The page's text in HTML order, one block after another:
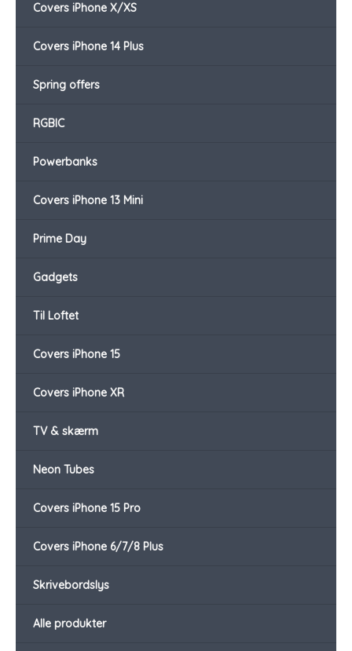
Covers iPhone X/XS
Covers iPhone 14 Plus
Spring offers
RGBIC
Powerbanks
Covers iPhone 13 Mini
Prime Day
Gadgets
Til Loftet
Covers iPhone 15
Covers iPhone XR
TV & skærm
Neon Tubes
Covers iPhone 15 Pro
Covers iPhone 6/7/8 Plus
Skrivebordslys
Alle produkter